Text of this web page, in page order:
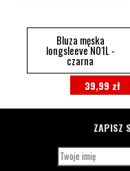
Bluza męska
longsleeve N01L -
czarna
39,99 zł
ZAPISZ